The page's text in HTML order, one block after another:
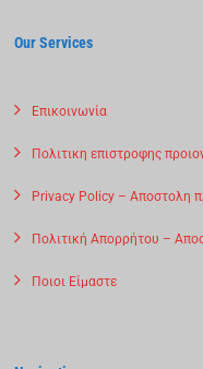
Our Services
Επικοινωνία
Πολιτικη επιστροφης
Privacy Policy – Αποστολη
Πολιτική Απορρήτου –
Ποιοι Είμαστε